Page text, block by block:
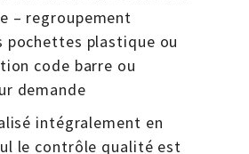
– regroupement
pochettes plastique ou
code barre ou
demande
intégralement en
le contrôle qualité est